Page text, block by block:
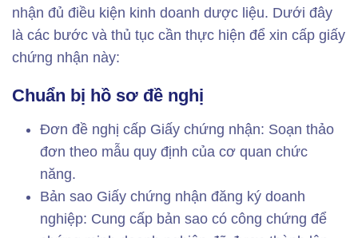
nhận đủ điều kiện kinh doanh dược liệu. Dưới đây
là các bước và thủ tục cần thực hiện để xin cấp giấy
chứng nhận này:
Chuẩn bị hồ sơ đề nghị
Đơn đề nghị cấp Giấy chứng nhận: Soạn thảo
đơn theo mẫu quy định của cơ quan chức
năng.
Bản sao Giấy chứng nhận đăng ký doanh
nghiệp: Cung cấp bản sao có công chứng để